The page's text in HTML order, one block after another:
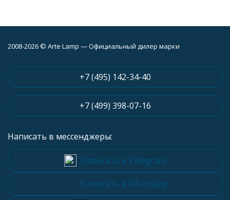
2008-2026 © Arte Lamp — Официальный дилер марки
+7 (495) 142-34-40
+7 (499) 398-07-16
Написать в мессенджеры:
Написать в Telegram
Написать в Whatsapp